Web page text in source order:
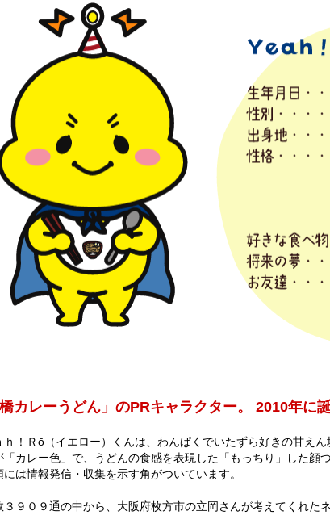
橋カレーうどん」のPRキャラクター。 2010年に
ｈ！Ｒō（イエロー）くんは、わんぱくでいたずら好きの甘えん
「カレー色」で、うどんの食感を表現した「もっちり」した顔
には情報発信・収集を示す角がついています。
３９０９通の中から、大阪府枚方市の立岡さんが考えてくれたネ